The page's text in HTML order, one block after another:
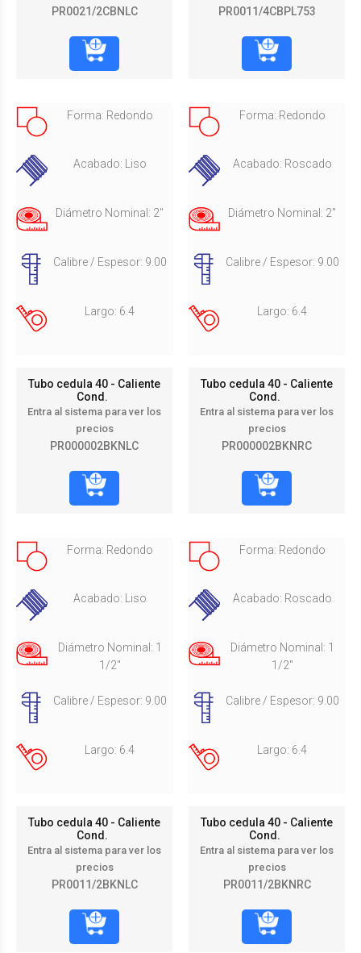
PR0021/2CBNLC PR0011/4CBPL753
Forma: Redondo
Acabado: Liso
Diámetro Nominal: 2"
Calibre / Espesor: 9.00
Largo: 6.4
Tubo cedula 40 - Caliente
Cond.
Entra al sistema para ver los
precios
PR000002BKNLC
Forma: Redondo
Acabado: Roscado
Diámetro Nominal: 2"
Calibre / Espesor: 9.00
Largo: 6.4
Tubo cedula 40 - Caliente
Cond.
Entra al sistema para ver los
precios
PR000002BKNRC
Forma: Redondo
Acabado: Liso
Diámetro Nominal: 1
1/2"
Calibre / Espesor: 9.00
Largo: 6.4
Tubo cedula 40 - Caliente
Cond.
Entra al sistema para ver los
precios
PR0011/2BKNLC
Forma: Redondo
Acabado: Roscado
Diámetro Nominal: 1
1/2"
Calibre / Espesor: 9.00
Largo: 6.4
Tubo cedula 40 - Caliente
Cond.
Entra al sistema para ver los
precios
PR0011/2BKNRC